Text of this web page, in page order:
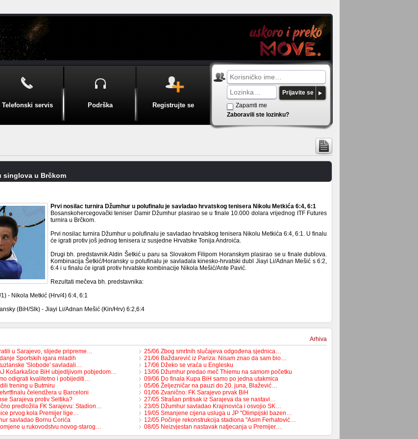
Telefonski servis Podrška Registrujte se
Prijavite se
Zapamti me
Zaboravili ste lozinku?
singlova u Brčkom
Prvi nosilac turnira Džumhur u polufinalu je savladao hrvatskog tenisera Nikolu Metkića 6:4, 6:1
Bosanskohercegovački teniser Damir Džumhur plasirao se u finale 10.000 dolara vrijednog ITF Futures
turnira u Brčkom.
Prvi nosilac turnira Džumhur u polufinalu je savladao hrvatskog tenisera Nikolu Metkića 6:4, 6:1. U finalu
će igrati protiv još jednog tenisera iz susjedne Hrvatske Tonija Androića.
Drugi bh. predstavnik Aldin Šetkić u paru sa Slovakom Filipom Horanskym plasirao se u finale dublova.
Kombinacija Šetkić/Horansky u polufinalu je savladala kinesko-hrvatski dubl Jiayi Li/Adnan Mešić s 6:2,
6:4 i u finalu će igrati protiv hrvatske kombinacije Nikola Mešić/Ante Pavić.
Rezultati mečeva bh. predstavnika:
- Nikola Metkić (Hrv/4) 6:4, 6:1
(BiH/Slk) - Jiayi Li/Adnan Mešić (Kin/Hrv) 6:2,6:4
Arhiva
u Sarajevo, slijede pripreme…
Sportskih igara mladih
'Slobode' savladali…
Košarkašice BiH ubjedljivom pobjedom…
odigrati kvalitetno i pobijediti…
trening u Butmiru
čelendžera u Barceloni
Sarajeva protiv Seltika?
predložila FK Sarajevu: Stadion…
prvog kola Premijer lige…
savladao Bornu Ćorića
u rukovodstvu novog-starog…
25/06 Zbog smrtnih slučajeva odgođena sjednica…
21/06 Baždarević iz Pariza: Nisam znao da sam bio…
17/06 Džeko se vraća u Englesku
13/06 Džumhur predao meč Thiemu na samom početku
09/06 Do finala Kupa BiH samo po jedna utakmica
05/06 Željezničar na pauzi do 20. juna, Blažević…
01/06 Zvanično: FK Sarajevo prvak BiH
27/05 Strašan pritisak iz Sarajeva da se nastavi…
23/05 Džumhur savladao Krajinovića i osvojio SK…
19/05 Smanjene cijena usluga u JP "Olimpijski bazen…
12/05 Počinje rekonstrukcija stadiona "Asim Ferhatović…
08/05 Neizvjestan nastavak natjecanja u Premijer…